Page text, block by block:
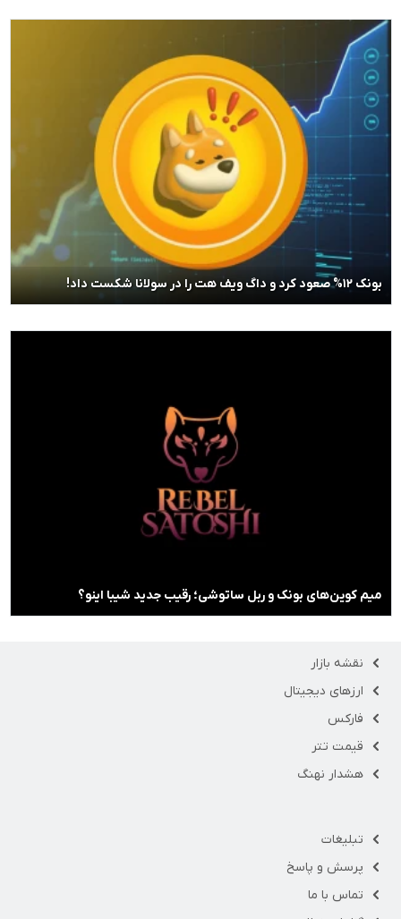
بونک ۱۲% صعود کرد و داگ ویف هت را در سولانا شکست داد!
میم کوین‌های بونک و ربل ساتوشی؛ رقیب جدید شیبا اینو؟
نقشه بازار
ارزهای دیجیتال
فارکس
قیمت تتر
هشدار نهنگ
تبلیغات
پرسش و پاسخ
تماس با ما